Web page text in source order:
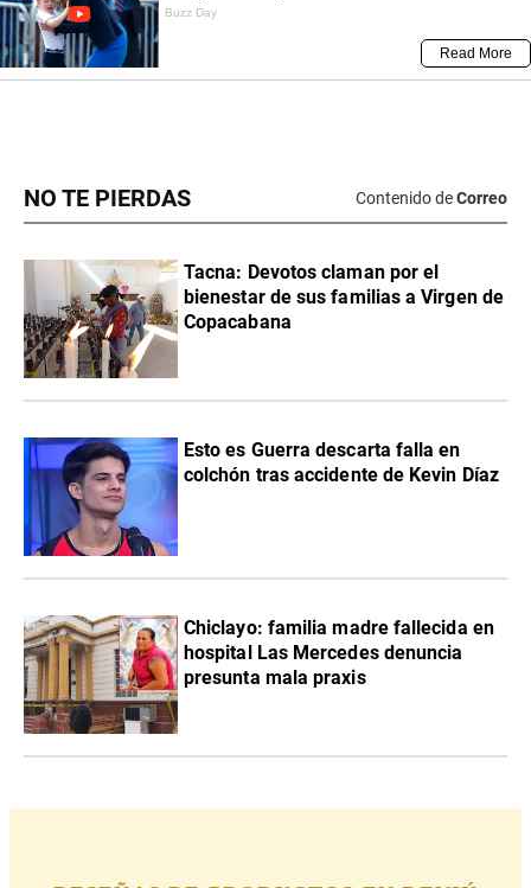
NO TE PIERDAS Contenido deCorreo
Tacna: Devotos claman por el
bienestar de sus familias a Virgen de
Copacabana
Esto es Guerra descarta falla en
colchón tras accidente de Kevin Díaz
Chiclayo: familia madre fallecida en
hospital Las Mercedes denuncia
presunta mala praxis